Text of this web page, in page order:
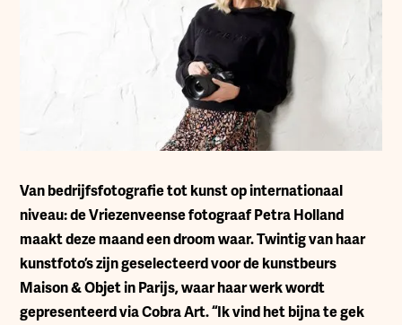
Van bedrijfsfotografie tot kunst op internationaal
niveau: de Vriezenveense fotograaf Petra Holland
maakt deze maand een droom waar. Twintig van haar
kunstfoto’s zijn geselecteerd voor de kunstbeurs
Maison & Objet in Parijs, waar haar werk wordt
gepresenteerd via Cobra Art. “Ik vind het bijna te gek